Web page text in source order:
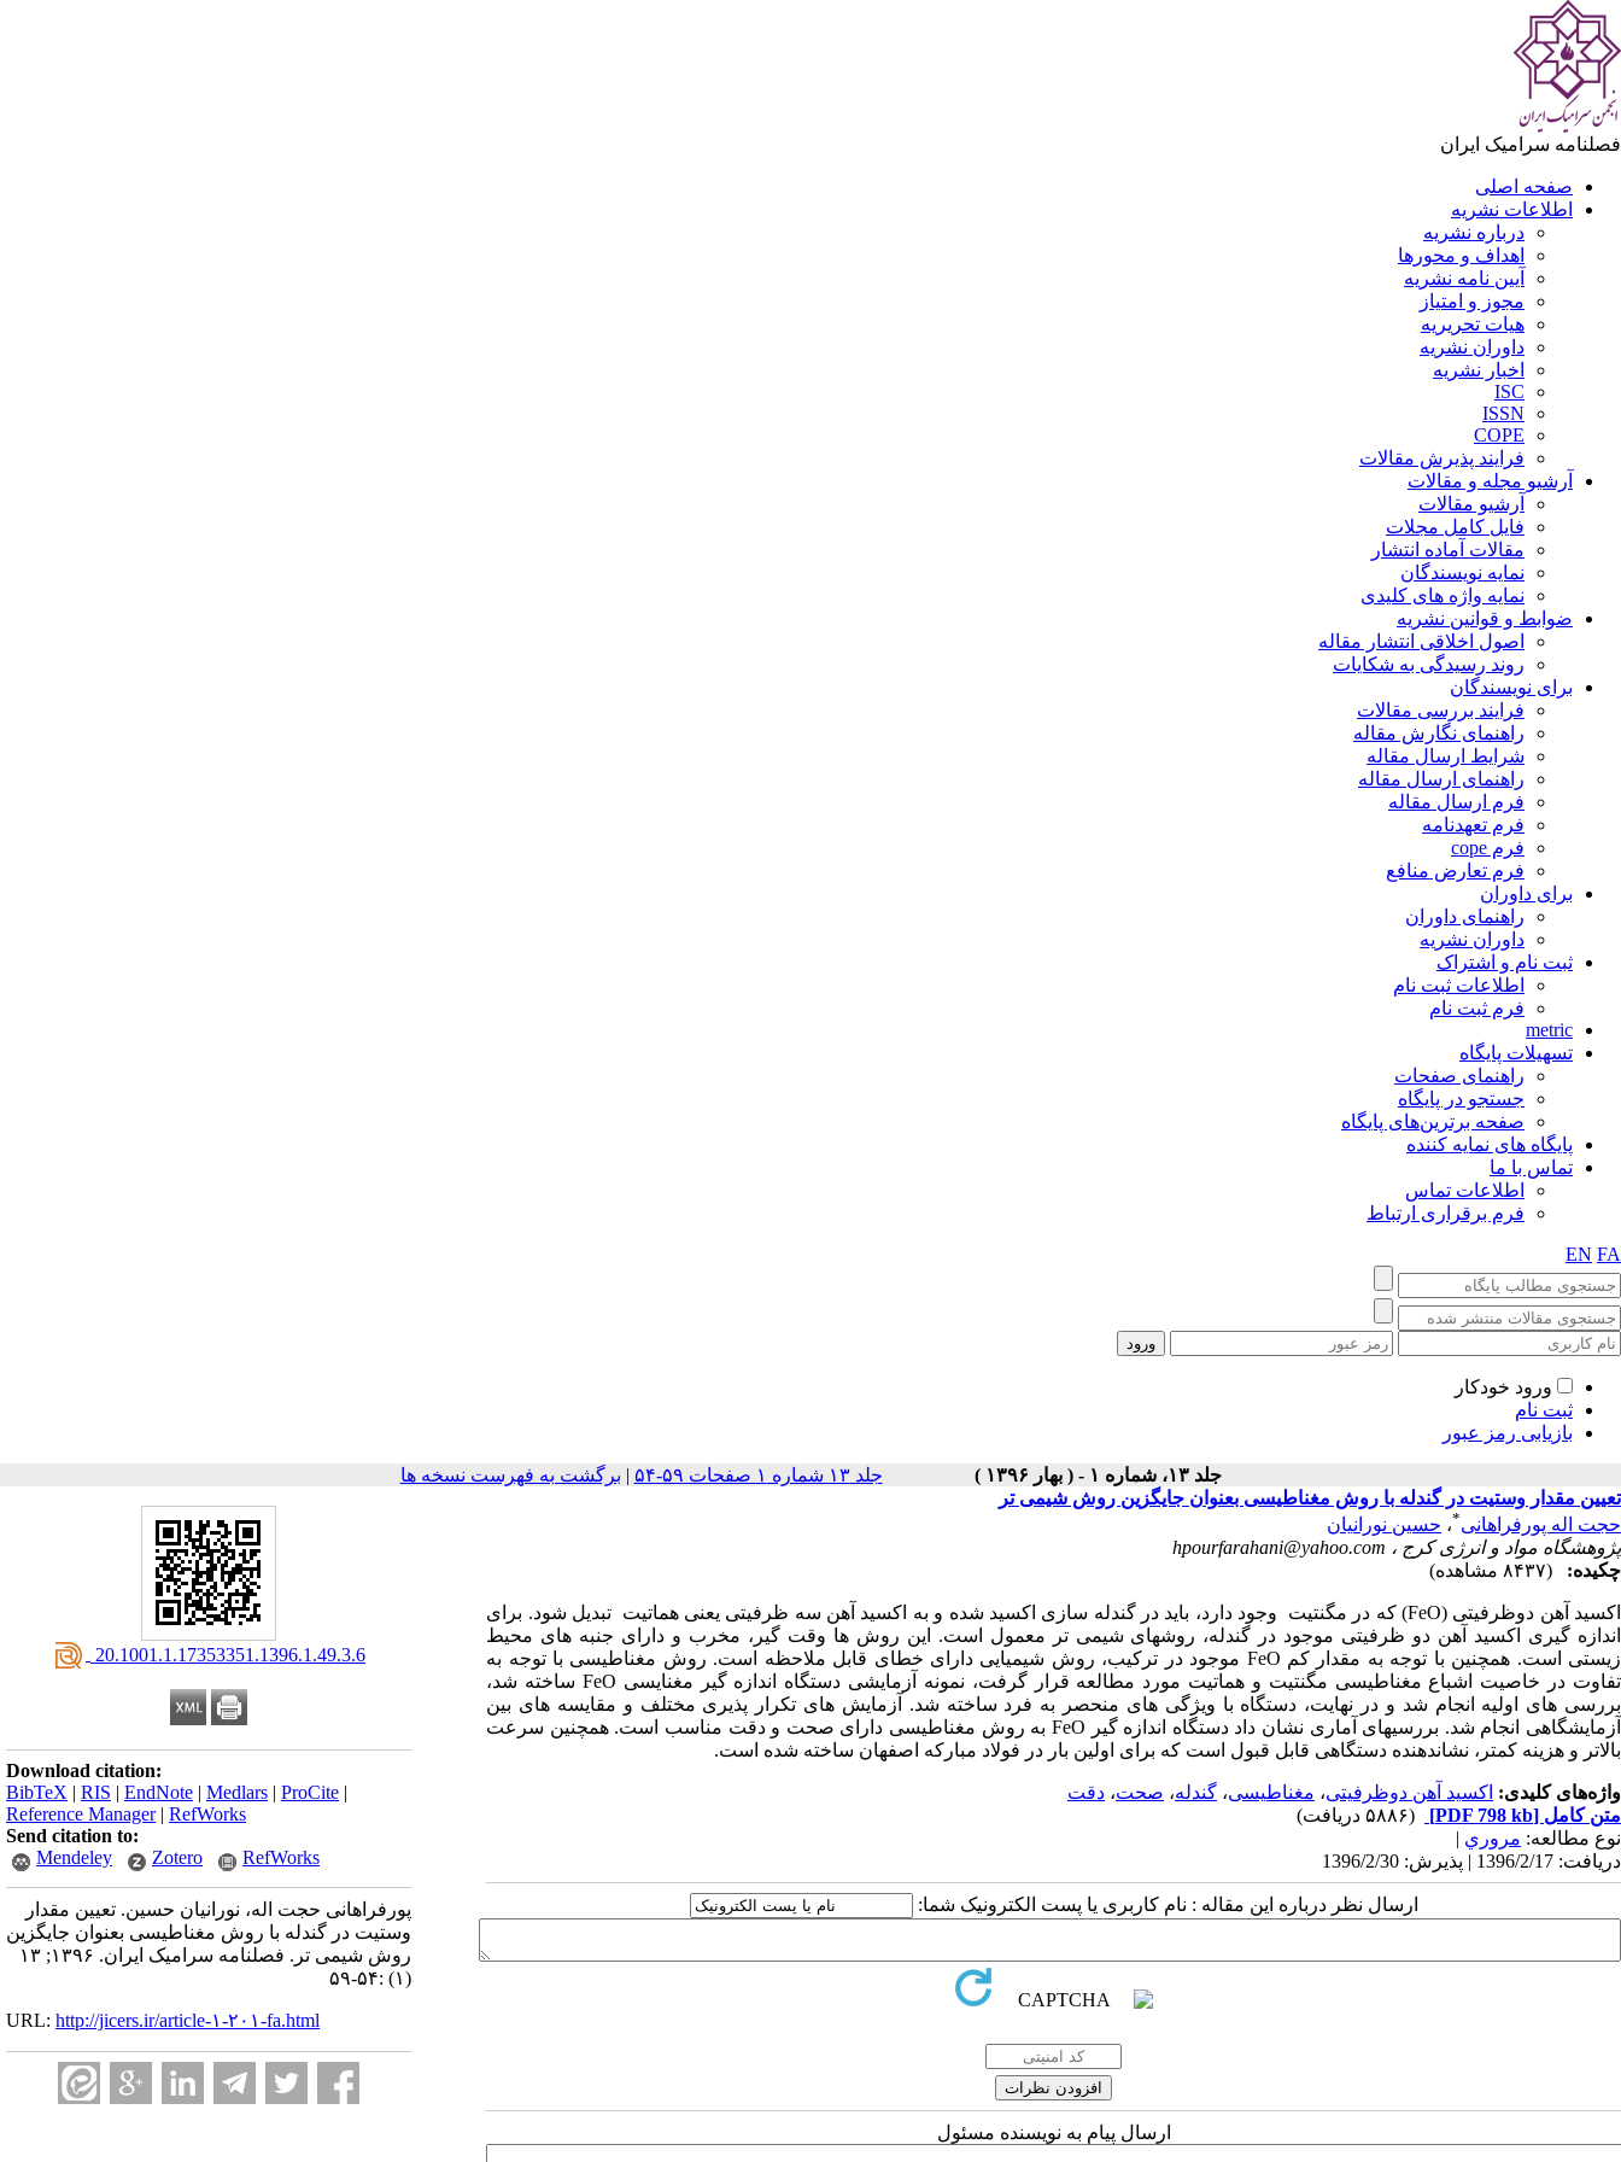
فصلنامه سرامیک ایران
صفحه اصلی
اطلاعات نشریه
درباره نشریه
اهداف و محورها
آیین نامه نشریه
مجوز و امتیاز
هیات تحریریه
داوران نشریه
اخبار نشریه
ISC
ISSN
COPE
فرایند پذیرش مقالات
آرشیو مجله و مقالات
آرشیو مقالات
فایل کامل مجلات
مقالات آماده انتشار
نمایه نویسندگان
نمایه واژه های کلیدی
ضوابط و قوانین نشریه
اصول اخلاقی انتشار مقاله
روند رسیدگی به شکایات
برای نویسندگان
فرایند بررسی مقالات
راهنمای نگارش مقاله
شرایط ارسال مقاله
راهنمای ارسال مقاله
فرم ارسال مقاله
فرم تعهدنامه
فرم cope
فرم تعارض منافع
برای داوران
راهنمای داوران
داوران نشریه
ثبت نام و اشتراک
اطلاعات ثبت نام
فرم ثبت نام
metric
تسهیلات پایگاه
راهنمای صفحات
جستجو در پایگاه
صفحه برترین‌های پایگاه
پایگاه های نمایه کننده
تماس با ما
اطلاعات تماس
فرم برقراری ارتباط
EN FA
ورود خودکار
ثبت نام
بازیابی رمز عبور
جلد ۱۳، شماره ۱ - ( بهار ۱۳۹۶ ) جلد ۱۳ شماره ۱ صفحات ۵۹-۵۴ | برگشت به فهرست نسخه ها
‎ 20.1001.1.17353351.1396.1.49.3.6
Download citation:
BibTeX | RIS | EndNote | Medlars | ProCite |
Reference Manager| RefWorks
Send citation to:
Mendeley
Zotero RefWorks
پورفراهانی حجت اله، نورانیان حسین. تعیین مقدار
وستیت در گندله با روش مغناطیسی بعنوان جایگزین
روش شیمی تر. فصلنامه سرامیک ایران. ۱۳۹۶; ۱۳
(۱) :۵۴-۵۹
URL: http://jicers.ir/article-۱-۲۰۱-fa.html
تعیین مقدار وستیت در گندله با روش مغناطیسی بعنوان جایگزین روش شیمی تر
حجت اله پورفراهانی*، حسین نورانیان
پژوهشگاه مواد و انرژی کرج ، hpourfarahani@yahoo.com
چکیده:
(۸۴۳۷ مشاهده)
اکسید آهن دوظرفیتی (FeO) که در مگنتیت وجود دارد، باید در گندله سازی اکسید شده و به اکسید آهن سه ظرفیتی یعنی هماتیت تبدیل شود. برای
اندازه گیری اکسید آهن دو ظرفیتی موجود در گندله، روشهای شیمی تر معمول است. این روش ها وقت گیر، مخرب و دارای جنبه های محیط
زیستی است. همچنین با توجه به مقدار کم FeO موجود در ترکیب، روش شیمیایی دارای خطای قابل ملاحظه است. روش مغناطیسی با توجه به
تفاوت در خاصیت اشباع مغناطیسی مگنتیت و هماتیت مورد مطالعه قرار گرفت، نمونه آزمایشی دستگاه اندازه گیر مغنایسی FeO ساخته شد،
بررسی های اولیه انجام شد و در نهایت، دستگاه با ویژگی های منحصر به فرد ساخته شد. آزمایش های تکرار پذیری مختلف و مقایسه های بین
آزمایشگاهی انجام شد. بررسیهای آماری نشان داد دستگاه اندازه گیر FeO به روش مغناطیسی دارای صحت و دقت مناسب است. همچنین سرعت
بالاتر و هزینه کمتر، نشاندهنده دستگاهی قابل قبول است که برای اولین بار در فولاد مبارکه اصفهان ساخته شده است.
واژه‌های کلیدی: اکسید آهن دوظرفیتی، مغناطیسی، گندله، صحت، دقت
متن کامل [PDF 798 kb]
(۵۸۸۶ دریافت)
نوع مطالعه: مروري |
دریافت: 1396/2/17 | پذیرش: 1396/2/30
ارسال نظر درباره این مقاله : نام کاربری یا پست الکترونیک شما:
ارسال پیام به نویسنده مسئول